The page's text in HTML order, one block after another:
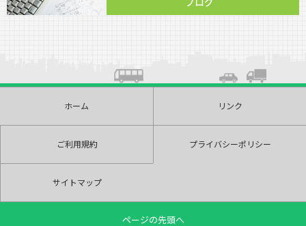
ホーム リンク
ご利用規約 プライバシーポリシー
サイトマップ
ページの先頭へ